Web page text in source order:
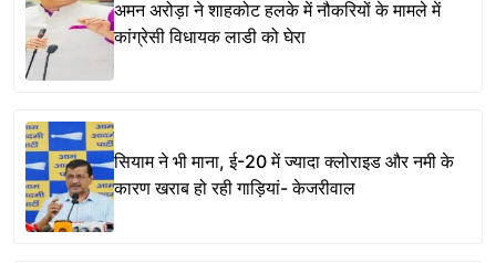
अमन अरोड़ा ने शाहकोट हलके में नौकरियों के मामले में
कांग्रेसी विधायक लाडी को घेरा
सियाम ने भी माना, ई-20 में ज्यादा क्लोराइड और नमी के
कारण खराब हो रही गाड़ियां- केजरीवाल